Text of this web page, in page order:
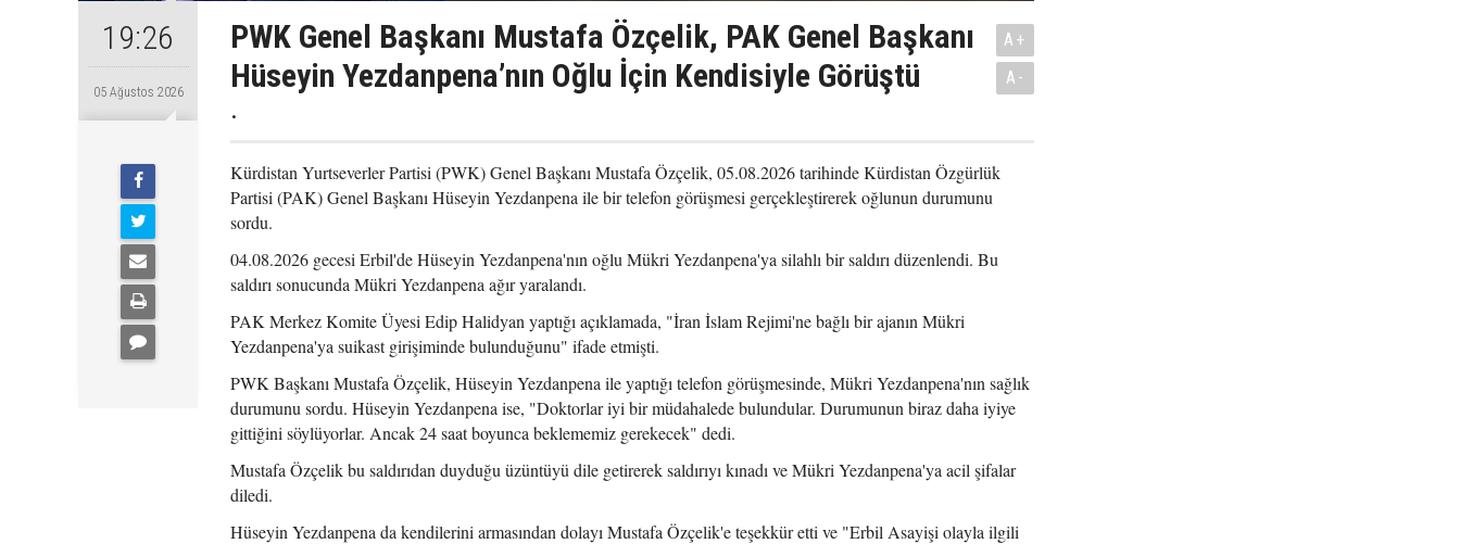
19:26
05 Ağustos 2026
PWK Genel Başkanı Mustafa Özçelik, PAK Genel Başkanı
Hüseyin Yezdanpena’nın Oğlu İçin Kendisiyle Görüştü
.
A+
A-
Kürdistan Yurtseverler Partisi (PWK) Genel Başkanı Mustafa Özçelik, 05.08.2026 tarihinde Kürdistan Özgürlük
Partisi (PAK) Genel Başkanı Hüseyin Yezdanpena ile bir telefon görüşmesi gerçekleştirerek oğlunun durumunu
sordu.
04.08.2026 gecesi Erbil'de Hüseyin Yezdanpena'nın oğlu Mükri Yezdanpena'ya silahlı bir saldırı düzenlendi. Bu
saldırı sonucunda Mükri Yezdanpena ağır yaralandı.
PAK Merkez Komite Üyesi Edip Halidyan yaptığı açıklamada, "İran İslam Rejimi'ne bağlı bir ajanın Mükri
Yezdanpena'ya suikast girişiminde bulunduğunu" ifade etmişti.
PWK Başkanı Mustafa Özçelik, Hüseyin Yezdanpena ile yaptığı telefon görüşmesinde, Mükri Yezdanpena'nın sağlık
durumunu sordu. Hüseyin Yezdanpena ise, "Doktorlar iyi bir müdahalede bulundular. Durumunun biraz daha iyiye
gittiğini söylüyorlar. Ancak 24 saat boyunca beklememiz gerekecek" dedi.
Mustafa Özçelik bu saldırıdan duyduğu üzüntüyü dile getirerek saldırıyı kınadı ve Mükri Yezdanpena'ya acil şifalar
diledi.
Hüseyin Yezdanpena da kendilerini armasından dolayı Mustafa Özçelik'e teşekkür etti ve "Erbil Asayişi olayla ilgili